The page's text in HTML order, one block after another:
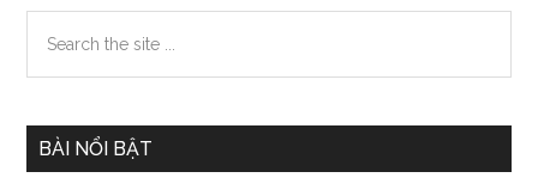
báo
hay
quẻ
Tốn
57
Primary
Sidebar
the
BÀI NỔI BẬT